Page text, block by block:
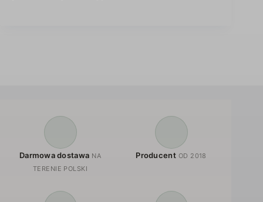
Darmowa dostawa NA
TERENIE POLSKI
Producent OD 2018